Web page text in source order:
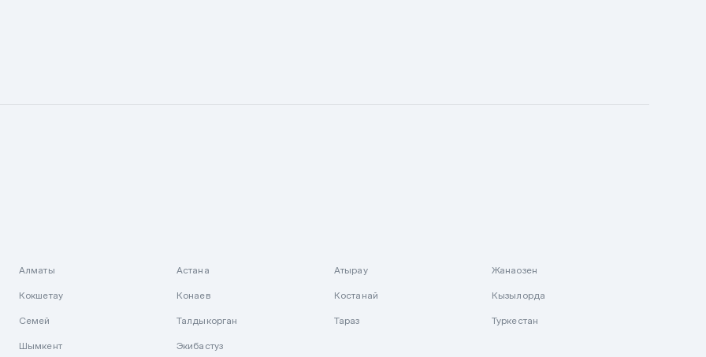
Алматы Астана Атырау Жанаозен
Кокшетау Конаев Костанай Кызылорда
Семей Талдыкорган Тараз Туркестан
Шымкент Экибастуз